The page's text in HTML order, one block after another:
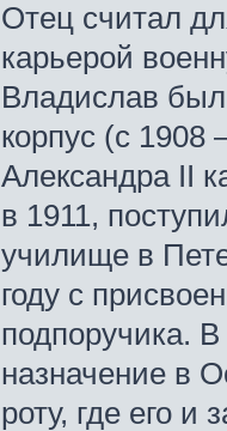
Отец считал
карьерой
Владислав был
корпус (c
Александра II
в 1911,
училище в
году с
подпоручика.
назначение в
роту, где его и